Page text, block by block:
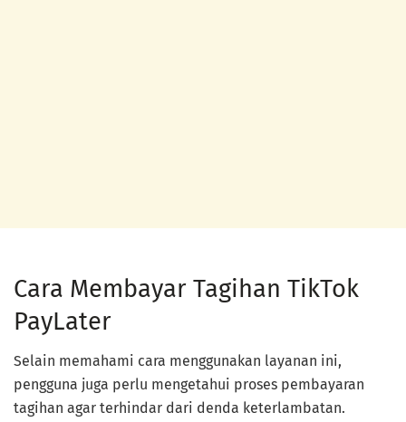
Cara Membayar Tagihan TikTok
PayLater
Selain memahami cara menggunakan layanan ini,
pengguna juga perlu mengetahui proses pembayaran
tagihan agar terhindar dari denda keterlambatan.